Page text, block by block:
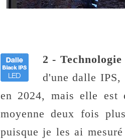
2 -
d'une dalle
en 2024, mais elle est
moyenne deux fois
puisque je les ai